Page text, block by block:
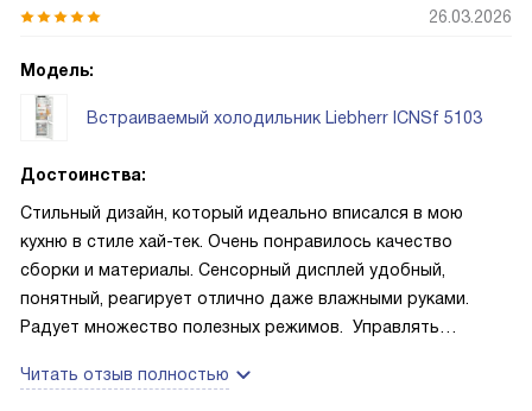
26.03.2026
Модель:
Встраиваемый холодильник Liebherr ICNSf 5103
Достоинства:
Стильный дизайн, который идеально вписался в мою
кухню в стиле хай-тек. Очень понравилось качество
сборки и материалы. Сенсорный дисплей удобный,
понятный, реагирует отлично даже влажными руками.
Радует множество полезных режимов. Управлять
когда я в магазине и сомневаюсь, нужно ли покупать
Читать отзыв полностью